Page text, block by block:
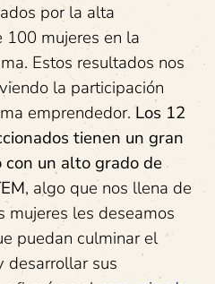
por la alta
100 mujeres en la
Estos resultados nos
la participación
emprendedor. Los 12
tienen un gran
un alto grado de
, algo que nos llena de
mujeres les deseamos
puedan culminar el
desarrollar sus